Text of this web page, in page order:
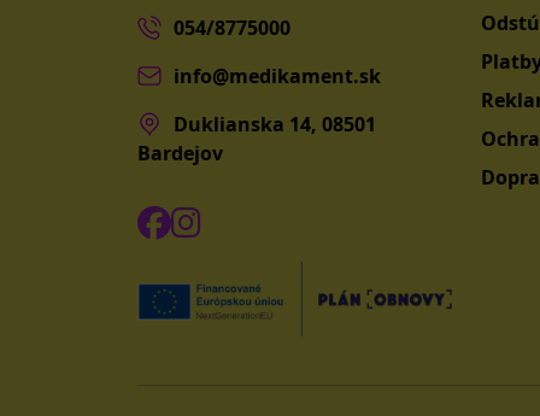
054/8775000
info@medikament.sk
Duklianska 14, 08501
Bardejov